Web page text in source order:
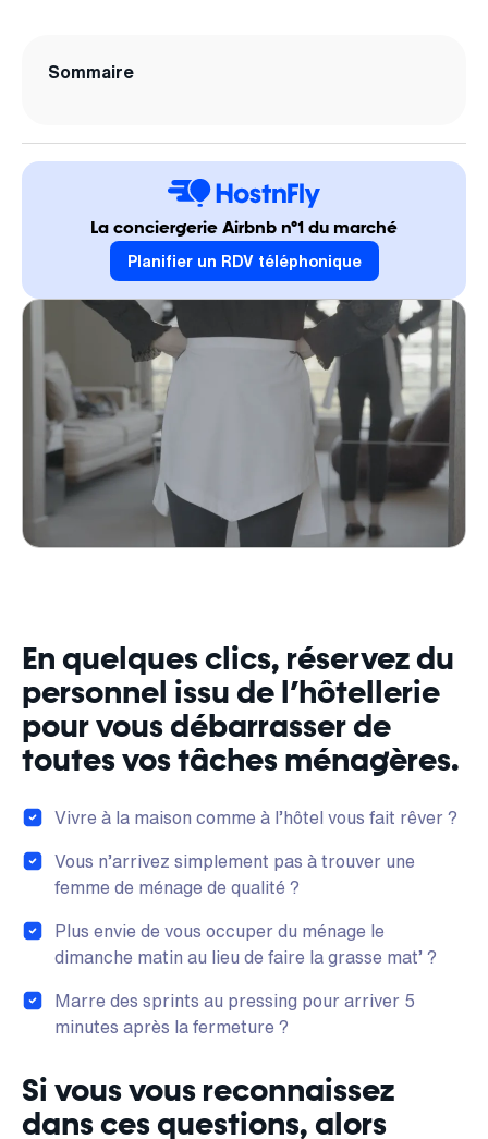
Sommaire
La conciergerie Airbnb n°1 du marché
Planifier un RDV téléphonique
En quelques clics, réservez du
personnel issu de l’hôtellerie
pour vous débarrasser de
toutes vos tâches ménagères.
Vivre à la maison comme à l’hôtel vous fait rêver ?
Vous n’arrivez simplement pas à trouver une
femme de ménage de qualité ?
Plus envie de vous occuper du ménage le
dimanche matin au lieu de faire la grasse mat’ ?
Marre des sprints au pressing pour arriver 5
minutes après la fermeture ?
Si vous vous reconnaissez
dans ces questions, alors